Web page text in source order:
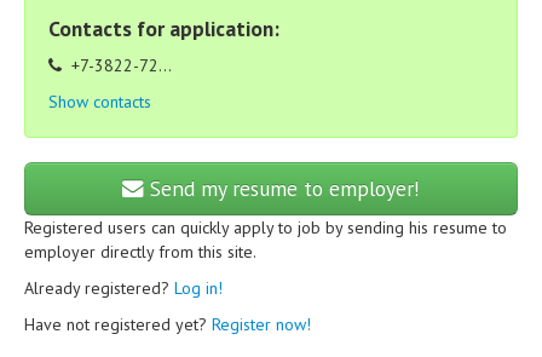
Contacts for application:
+7-3822-72...
Show contacts
Send my resume to employer!
Registered users can quickly apply to job by sending his resume to
employer directly from this site.
Already registered? Log in!
Have not registered yet? Register now!